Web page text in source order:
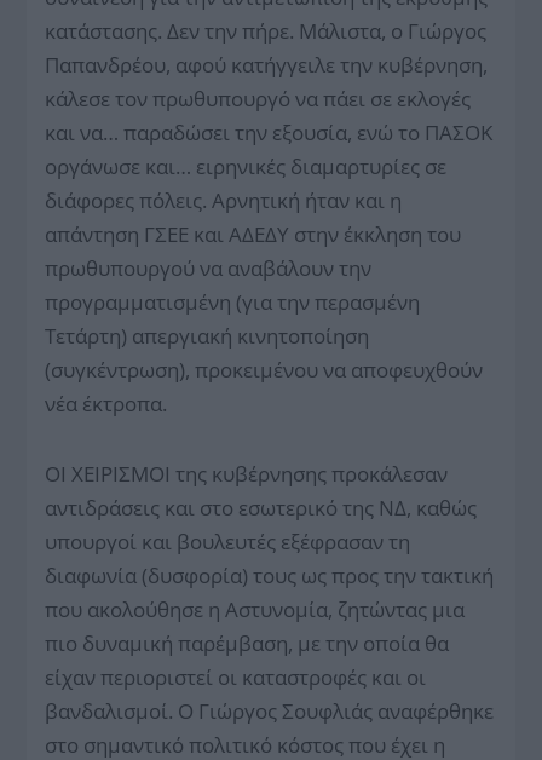
κατάστασης. Δεν την πήρε. Μάλιστα, ο Γιώργος
Παπανδρέου, αφού κατήγγειλε την κυβέρνηση,
κάλεσε τον πρωθυπουργό να πάει σε εκλογές
και να… παραδώσει την εξουσία, ενώ το ΠΑΣΟΚ
οργάνωσε και… ειρηνικές διαμαρτυρίες σε
διάφορες πόλεις. Αρνητική ήταν και η
απάντηση ΓΣΕΕ και ΑΔΕΔΥ στην έκκληση του
πρωθυπουργού να αναβάλουν την
προγραμματισμένη (για την περασμένη
Τετάρτη) απεργιακή κινητοποίηση
(συγκέντρωση), προκειμένου να αποφευχθούν
νέα έκτροπα.
ΟΙ ΧΕΙΡΙΣΜΟΙ της κυβέρνησης προκάλεσαν
αντιδράσεις και στο εσωτερικό της ΝΔ, καθώς
υπουργοί και βουλευτές εξέφρασαν τη
διαφωνία (δυσφορία) τους ως προς την τακτική
που ακολούθησε η Αστυνομία, ζητώντας μια
πιο δυναμική παρέμβαση, με την οποία θα
είχαν περιοριστεί οι καταστροφές και οι
βανδαλισμοί. Ο Γιώργος Σουφλιάς αναφέρθηκε
στο σημαντικό πολιτικό κόστος που έχει η